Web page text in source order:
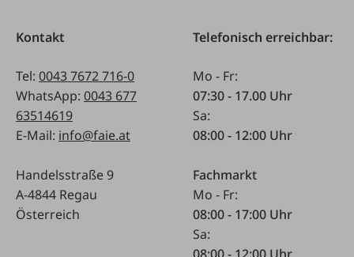
Kontakt
Tel: 0043 7672 716-0
WhatsApp: 0043 677
63514619
E-Mail: info@faie.at
Handelsstraße 9
A-4844 Regau
Österreich
Telefonisch erreichbar:
Mo - Fr:
07:30 - 17.00 Uhr
Sa:
08:00 - 12:00 Uhr
Fachmarkt
Mo - Fr:
08:00 - 17:00 Uhr
Sa: